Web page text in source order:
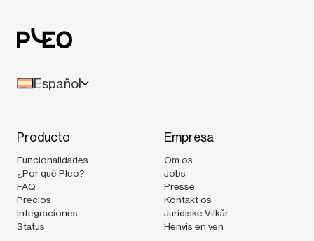
Español
Producto
Funcionalidades
¿Por qué Pleo?
FAQ
Precios
Integraciones
Status
Empresa
Om os
Jobs
Presse
Kontakt os
Juridiske Vilkår
Henvis en ven